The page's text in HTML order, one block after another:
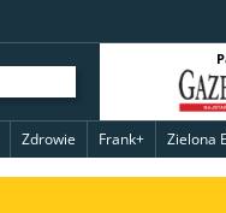
Zdrowie Frank+ Zielona